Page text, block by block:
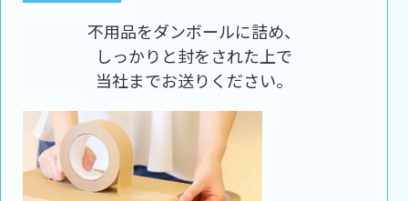
不用品をダンボールに詰め、
しっかりと封をされた上で
当社までお送りください。